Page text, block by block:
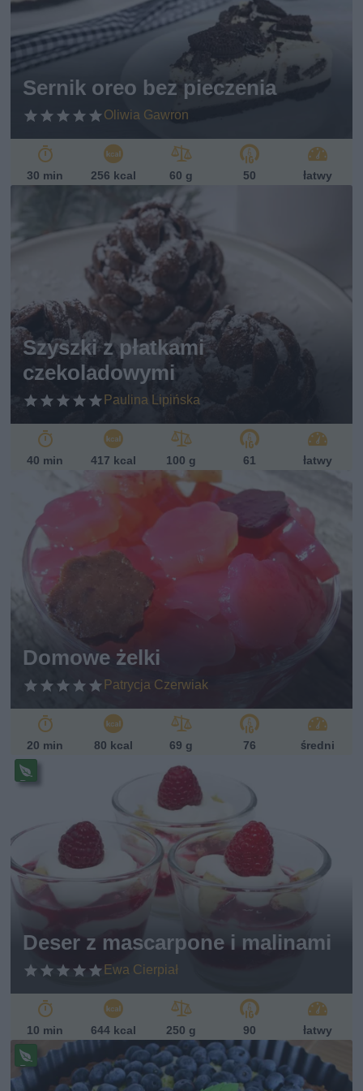
Sernik oreo bez pieczenia
Oliwia Gawron
ari
ań
sk
30 min 256 kcal 60 g 50 łatwy
Szyszki z płatkami
czekoladowymi
Paulina Lipińska
40 min 417 kcal 100 g 61 łatwy
Domowe żelki
Patrycja Czerwiak
20 min 80 kcal 69 g 76 średni
Deser z mascarpone i malinami
Ewa Cierpiał
Pr
s
eg
et
10 min 644 kcal 250 g 90 łatwy
Pr
ze